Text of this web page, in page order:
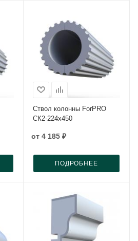
Ствол колонны ForPRO
СК2-224x450
от 4 185 ₽
ПОДРОБНЕЕ